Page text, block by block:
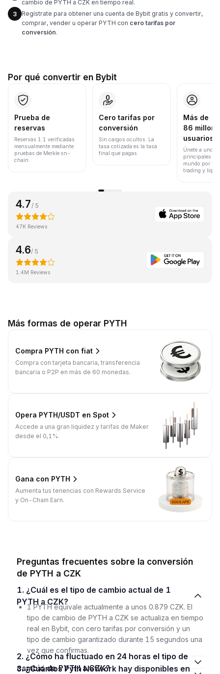
cambio de PYTH a CZK en tiempo real.
3
Regístrate para obtener una cuenta de Bybit gratis y convertir,
comprar, vender u operar PYTH con cero tarifas por
conversión.
Por qué convertir en Bybit
Prueba de
reservas
Reservas 1:1 verificadas
mensualmente mediante
pruebas de Merkle on-
chain.
Cero tarifas por
conversión
Sin cargos ocultos. La
tasa cotizada es la tasa
final que pagas.
Más de
86
usuarios
Únete a uno
principales
mundo por
trading y
4.7 / 5
47K Reviews
4.6/ 5
1.4M Reviews
Más formas de operar PYTH
Compra PYTH con fiat
Compra con tarjeta bancaria, transferencia
bancaria o P2P en más de 60 monedas.
Opera PYTH/USDT en Spot
Accede a una gran liquidez y tarifas de Maker
desde el 0,1%.
Gana con PYTH
Aumenta tus tenencias con Rewards Service
y On-Chain Earn.
Preguntas frecuentes sobre la conversión
de PYTH a CZK
1. ¿Cuál es el tipo de cambio actual de 1
PYTH a CZK?
1 PYTH equivale actualmente a unos 0.879 CZK. El
tipo de cambio de PYTH a CZK se actualiza en tiempo
real en Bybit, con cero tarifas por conversión y un
tipo de cambio garantizado durante 15 segundos una
vez que confirmas.
2. ¿Cómo ha fluctuado en 24 horas el tipo de
cambio de PYTH a CZK?
3. ¿Cuántos Pyth Network hay disponibles en